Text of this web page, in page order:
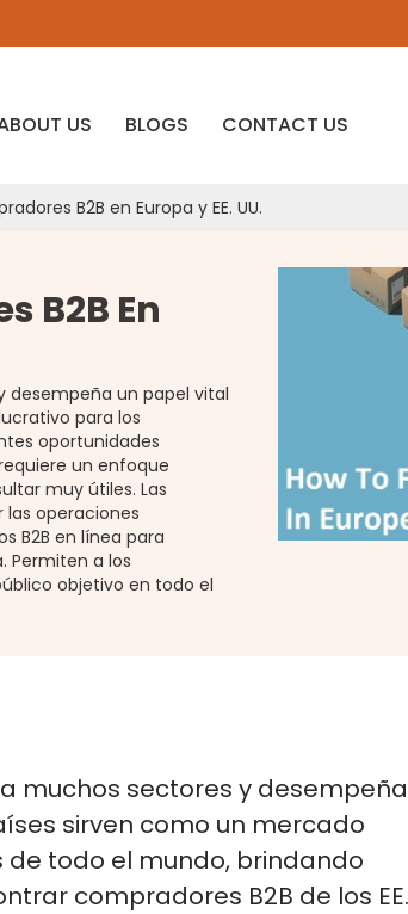
US BLOGS CONTACT US
B2B en Europa y EE. UU.
B2B En
desempeña un papel vital
para los
oportunidades
un enfoque
muy útiles. Las
operaciones
B2B en línea para
Permiten a los
objetivo en todo el
muchos sectores y
sirven como un mercado
todo el mundo, brindando
compradores B2B de los EE.